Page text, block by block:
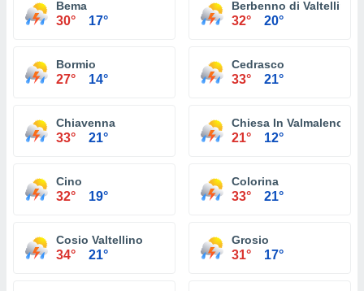
Bema
30° 17°
Berbenno di Valtellina
32° 20°
Bormio
27° 14°
Cedrasco
33° 21°
Chiavenna
33° 21°
Chiesa In Valmalenco
21° 12°
Cino
32° 19°
Colorina
33° 21°
Cosio Valtellino
34° 21°
Grosio
31° 17°